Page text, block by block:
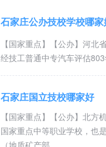
石家庄公办技校学校哪家
【国家重点】【公办】河
经技工普通中专汽车评估
石家庄国立技校哪家好
【国家重点】【公办】北
国家重点中等职业学校，也
（地质矿产部